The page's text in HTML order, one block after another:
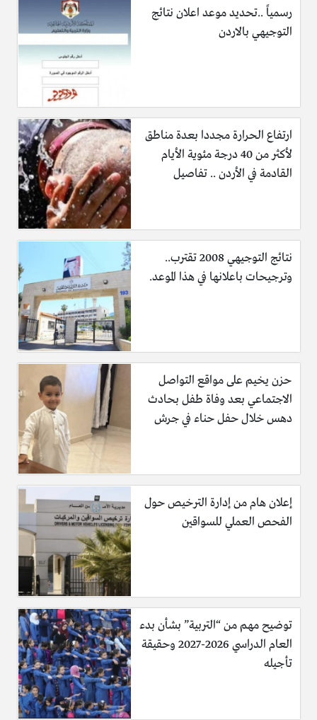
رسمياً ..تحديد موعد اعلان نتائج
التوجيهي بالاردن
ارتفاع الحرارة مجددا بعدة مناطق
لأكثر من 40 درجة مئوية الأيام
القادمة في الأردن .. تفاصيل
نتائج التوجيهي 2008 تقترب..
وترجيحات باعلانها في هذا الموعد.
حزن يخيم على مواقع التواصل
الاجتماعي بعد وفاة طفل بحادث
دهس خلال حفل حناء في جرش
إعلان هام من إدارة الترخيص حول
الفحص العملي للسواقين
توضيح مهم من “التربية” بشأن بدء
العام الدراسي 2026-2027 وحقيقة
تأجيله